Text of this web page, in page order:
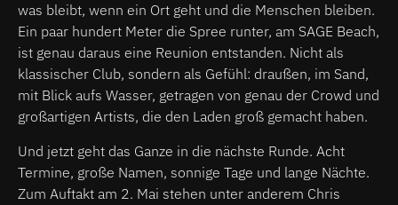
was bleibt, wenn ein Ort geht und die Menschen bleiben.
Ein paar hundert Meter die Spree runter, am SAGE Beach,
ist genau daraus eine Reunion entstanden. Nicht als
klassischer Club, sondern als Gefühl: draußen, im Sand,
mit Blick aufs Wasser, getragen von genau der Crowd und
großartigen Artists, die den Laden groß gemacht haben.
Und jetzt geht das Ganze in die nächste Runde. Acht
Termine, große Namen, sonnige Tage und lange Nächte.
Zum Auftakt am 2. Mai stehen unter anderem Chris